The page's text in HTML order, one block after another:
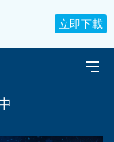
立即下載